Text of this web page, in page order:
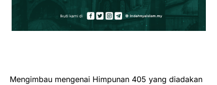
Mengimbau mengenai Himpunan 405 yang diadakan